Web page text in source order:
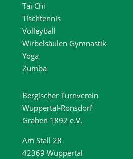
Tai Chi
Tischtennis
Volleyball
Wirbelsäulen Gymnastik
Yoga
Zumba
Bergischer Turnverein
Wuppertal-Ronsdorf
Graben 1892 e.V.
Am Stall 28
42369 Wuppertal